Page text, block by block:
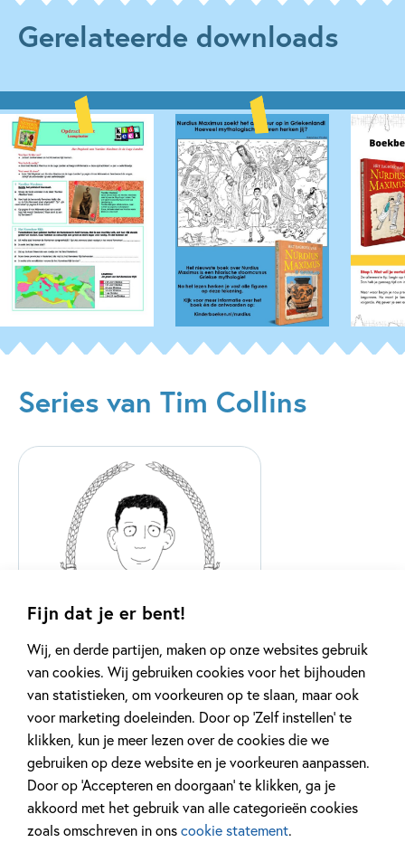
Fijn dat je er bent!
Wij, en derde partijen, maken op onze websites gebruik
van cookies. Wij gebruiken cookies voor het bijhouden
van statistieken, om voorkeuren op te slaan, maar ook
voor marketing doeleinden. Door op ‘Zelf instellen’ te
klikken, kun je meer lezen over de cookies die we
gebruiken op deze website en je voorkeuren aanpassen.
Door op ‘Accepteren en doorgaan’ te klikken, ga je
akkoord met het gebruik van alle categorieën cookies
zoals omschreven in onscookie statement.
Gerelateerde downloads
Series van Tim Collins
Nurdius Maximus
3 delen
Bekijk alle series